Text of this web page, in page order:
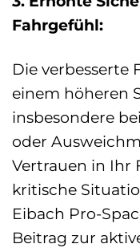
Fahrgefühl:
Die verbesserte
einem höheren
insbesondere
oder
Vertrauen in Ihr
kritische
Eibach Pro-
Beitrag zur